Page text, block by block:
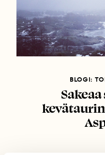
BLOGI: